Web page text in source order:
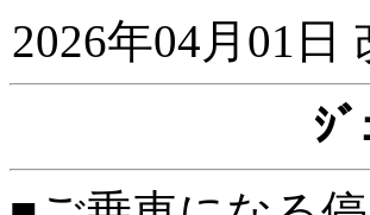
2026年04月01日
ｼ